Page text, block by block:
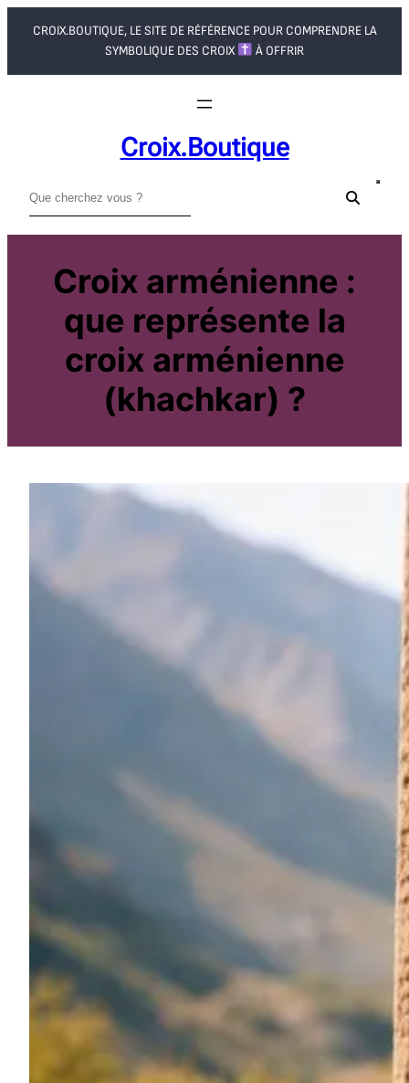
CROIX.BOUTIQUE, LE SITE DE RÉFÉRENCE POUR COMPRENDRE LA
SYMBOLIQUE DES CROIX
À OFFRIR
Croix.boutique
c
e
r
c
h
r
Croix arménienne :
que représente la
croix arménienne
(khachkar) ?